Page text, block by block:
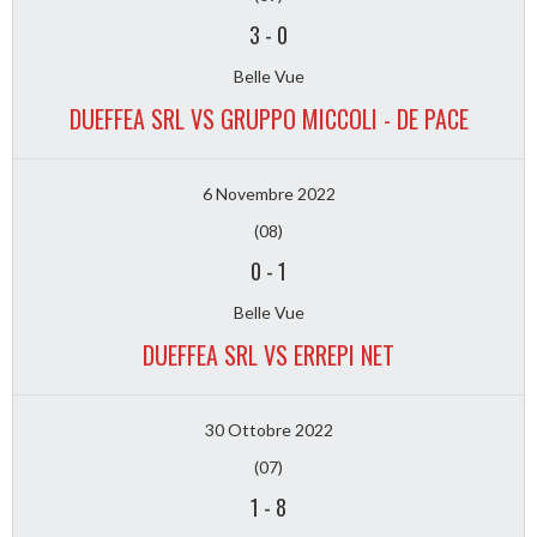
3 - 0
Belle Vue
DUEFFEA SRL VS GRUPPO MICCOLI - DE PACE
6 Novembre 2022
(08)
0 -1
Belle Vue
DUEFFEA SRL VS ERREPI NET
30 Ottobre 2022
(07)
1 - 8